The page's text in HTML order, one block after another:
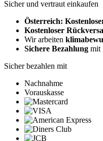
Sicher und vertraut einkaufen
Österreich:
Kostenloser
Wir arbeiten
Sichere Bezahlung mit
Sicher bezahlen mit
Nachnahme
Vorauskasse